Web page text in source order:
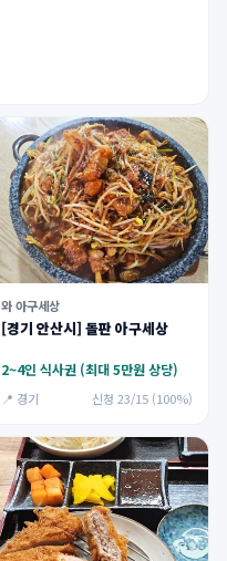
와 아구세상
[경기 안산시] 돌판 아구세상
2~4인 식사권 (최대 5만원 상당)
📍 경기 신청 23/15 (100%)